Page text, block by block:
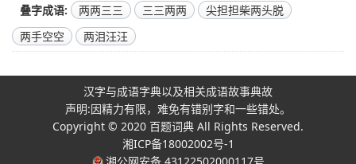
叠字成语 两两三三 三三两两
尖担担柴两头脱
两手空空
两泪汪汪
汉字与成语字典以及相关成语故事典故
声明:因精力有限，难免有错别字和一些错处。
Copyright © 2020 百题词典 All Rights Reserved.
湘ICP备18002002号-1